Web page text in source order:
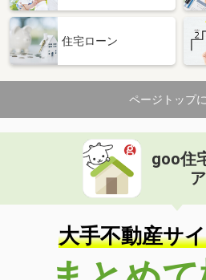
住宅ローン
ページトップ
goo住
大手不動産サ